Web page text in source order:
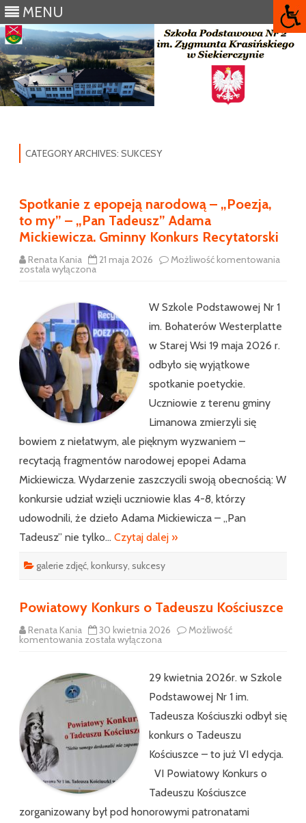
MENU
CATEGORY ARCHIVES: SUKCESY
Spotkanie z epopeją narodową – „Poezja,
to my” – „Pan Tadeusz” Adama
Mickiewicza. Gminny Konkurs Recytatorski
Renata Kania 21 maja 2026 Możliwość komentowania
my”
została wyłączona
W Szkole Podstawowej Nr 1
im. Bohaterów Westerplatte
w Starej Wsi 19 maja 2026 r.
odbyło się wyjątkowe
spotkanie poetyckie.
Uczniowie z terenu gminy
Limanowa zmierzyli się
bowiem z niełatwym, ale pięknym wyzwaniem –
recytacją fragmentów narodowej epopei Adama
Mickiewicza. Wydarzenie zaszczycili swoją obecnością: W
konkursie udział wzięli uczniowie klas 4-8, którzy
udowodnili, że dzieło Adama Mickiewicza – „Pan
Tadeusz” nie tylko… Czytaj dalej »
galerie zdjęć konkursy sukcesy
Powiatowy Konkurs o Tadeuszu Kościuszce
Renata Kania 30 kwietnia 2026 Możliwość
komentowania Powiatowy
Kościuszce
została wyłączona
29 kwietnia 2026r. w Szkole
Podstawowej Nr 1 im.
Tadeusza Kościuszki odbył się
konkurs o Tadeuszu
Kościuszce – to już VI edycja.
VI Powiatowy Konkurs o
Tadeuszu Kościuszce
zorganizowany był pod honorowymi patronatami